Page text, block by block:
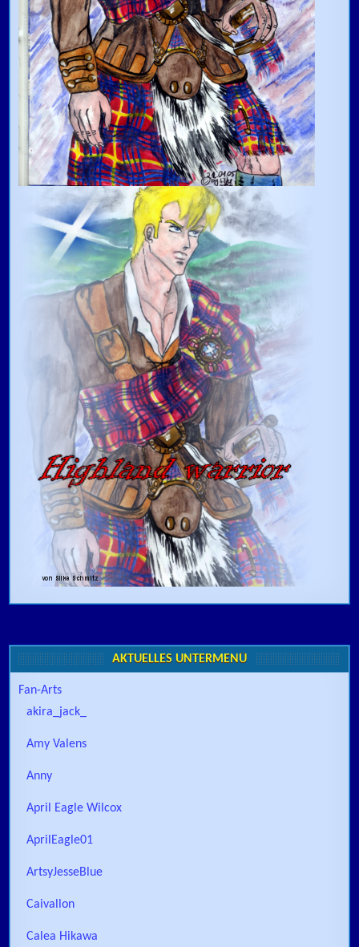
AKTUELLES UNTERMENÜ
Fan-Arts
akira_jack_
Amy Valens
Anny
April Eagle Wilcox
AprilEagle01
ArtsyJesseBlue
Caivallon
Calea Hikawa